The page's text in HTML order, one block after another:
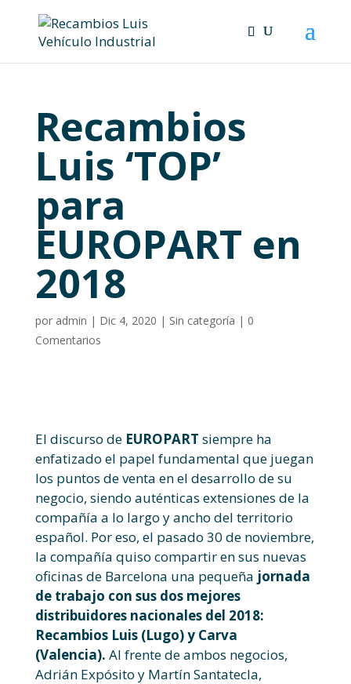
content
Recambios
Luis ‘TOP’
para
EUROPART en
2018
por admin | Dic 4, 2020 | Sin categoría | 0
Comentarios
El discurso de EUROPART siempre ha
enfatizado el papel fundamental que juegan
los puntos de venta en el desarrollo de su
negocio, siendo auténticas extensiones de la
compañía a lo largo y ancho del territorio
español. Por eso, el pasado 30 de noviembre,
la compañía quiso compartir en sus nuevas
oficinas de Barcelona una pequeña jornada
de trabajo con sus dos mejores
distribuidores nacionales del 2018:
Recambios Luis (Lugo) y Carva
(Valencia). Al frente de ambos negocios,
Adrián Expósito y Martín Santatecla,